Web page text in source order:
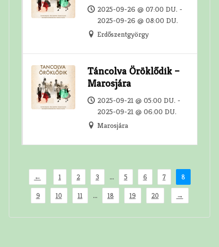
2025-09-26 @ 07:00 DU. -
2025-09-26 @ 08:00 DU.
Erdőszentgyörgy
Táncolva Öröklődik –
Marosjára
2025-09-21 @ 05:00 DU. -
2025-09-21 @ 06:00 DU.
Marosjára
← 1 2 3 ... 5 6 7 8
9 10 11 ... 18 19 20 →